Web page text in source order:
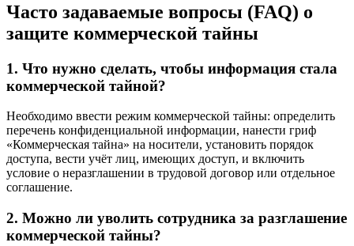
Часто задаваемые вопросы (FAQ) о
защите коммерческой тайны
1. Что нужно сделать, чтобы информация стала
коммерческой тайной?
Необходимо ввести режим коммерческой тайны: определить
перечень конфиденциальной информации, нанести гриф
«Коммерческая тайна» на носители, установить порядок
доступа, вести учёт лиц, имеющих доступ, и включить
условие о неразглашении в трудовой договор или отдельное
соглашение.
2. Можно ли уволить сотрудника за разглашение
коммерческой тайны?